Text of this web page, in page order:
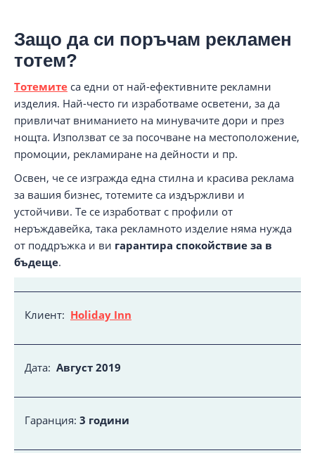
Защо да си поръчам рекламен
тотем?
Тотемите са едни от най-ефективните рекламни
изделия. Най-често ги изработваме осветени, за да
привличат вниманието на минувачите дори и през
нощта. Използват се за посочване на местоположение,
промоции, рекламиране на дейности и пр.
Освен, че се изгражда една стилна и красива реклама
за вашия бизнес, тотемите са издържливи и
устойчиви. Те се изработват с профили от
неръждавейка, така рекламното изделие няма нужда
от поддръжка и ви гарантира спокойствие за в
бъдеще.
Клиент: Holiday Inn
Дата: Август 2019
Гаранция: 3 години